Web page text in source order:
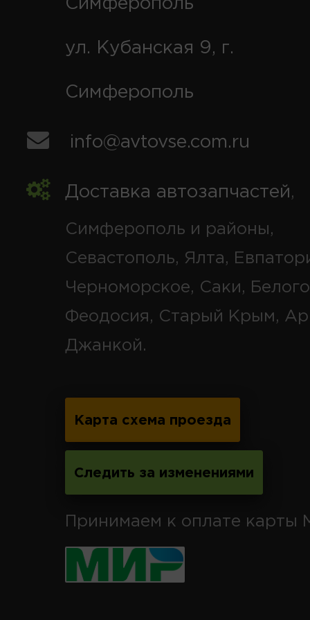
Симферополь
ул. Кубанская 9, г.
Симферополь
info@avtovse.com.ru
Доставка автозапчастей,
Симферополь и районы,
Севастополь, Ялта,
Черноморское, Саки,
Феодосия, Старый Крым,
Джанкой.
Карта схема проезда
Следить за изменениями
Принимаем к оплате карты